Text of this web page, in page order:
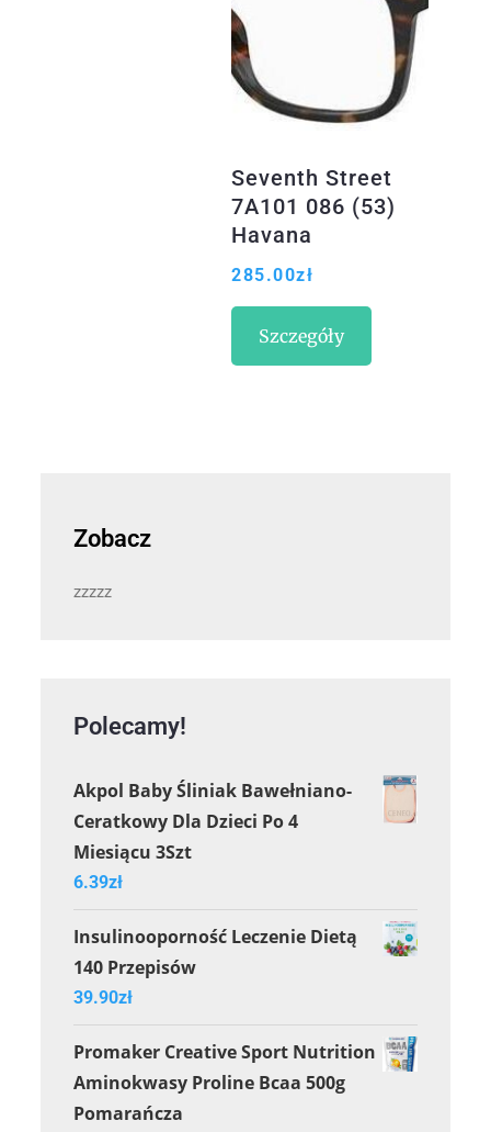
Seventh Street
7A101 086 (53)
Havana
285.00zł
Szczegóły
Zobacz
zzzzz
Polecamy!
Akpol Baby Śliniak Bawełniano-
Ceratkowy Dla Dzieci Po 4
Miesiącu 3Szt
6.39zł
Insulinooporność Leczenie Dietą
140 Przepisów
39.90zł
Promaker Creative Sport Nutrition
Aminokwasy Proline Bcaa 500g
Pomarańcza